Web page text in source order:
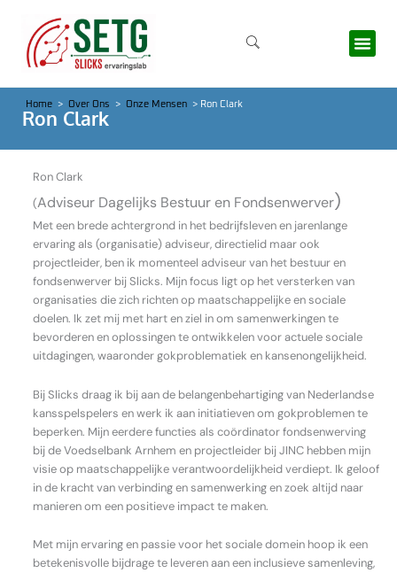
Home > Over Ons > Onze Mensen > Ron Clark
Ron Clark
Ron Clark
(Adviseur Dagelijks Bestuur en Fondsenwerver)
Met een brede achtergrond in het bedrijfsleven en jarenlange
ervaring als (organisatie) adviseur, directielid maar ook
projectleider, ben ik momenteel adviseur van het bestuur en
fondsenwerver bij Slicks. Mijn focus ligt op het versterken van
organisaties die zich richten op maatschappelijke en sociale
doelen. Ik zet mij met hart en ziel in om samenwerkingen te
bevorderen en oplossingen te ontwikkelen voor actuele sociale
uitdagingen, waaronder gokproblematiek en kansenongelijkheid.
Bij Slicks draag ik bij aan de belangenbehartiging van Nederlandse
kansspelspelers en werk ik aan initiatieven om gokproblemen te
beperken. Mijn eerdere functies als coördinator fondsenwerving
bij de Voedselbank Arnhem en projectleider bij JINC hebben mijn
visie op maatschappelijke verantwoordelijkheid verdiept. Ik geloof
in de kracht van verbinding en samenwerking en zoek altijd naar
manieren om een positieve impact te maken.
Met mijn ervaring en passie voor het sociale domein hoop ik een
betekenisvolle bijdrage te leveren aan een inclusieve samenleving,